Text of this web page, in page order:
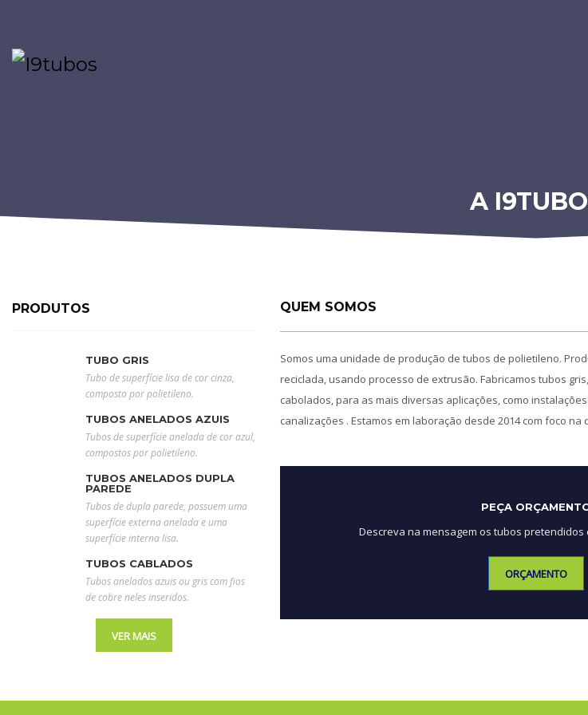
A
PRODUTOS
TUBO GRIS
Tubo de superfície lisa de cor cinza,
composto por polietileno.
TUBOS ANELADOS AZUIS
Tubos de superfície anelada de cor azul,
compostos por polietileno.
TUBOS ANELADOS DUPLA
PAREDE
Tubos de dupla parede, possuem uma
superfície externa anelada e uma
superfície interna lisa.
TUBOS CABLADOS
Tubos anelados azuis ou gris com fios
de cobre neles inseridos.
VER MAIS
QUEM SOMOS
Somos uma unidade de produção de tubos de polietileno.
reciclada, usando processo de extrusão. Fabricamos tubos
cabolados, para as mais diversas aplicações, como
canalizações . Estamos em laboração desde 2014 com foco
PEÇA
Descreva na mensagem os tubos
ORÇAMENTO